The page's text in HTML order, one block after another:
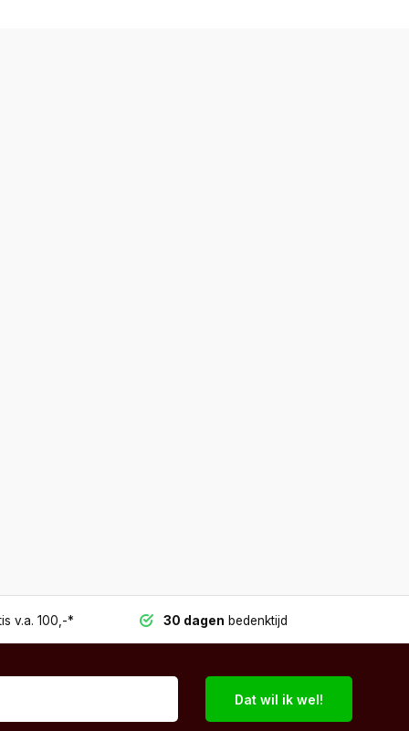
v.a. 100,-* 30 dagen bedenktijd
Dat wil ik wel!